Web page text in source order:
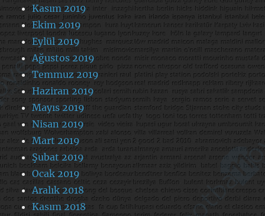
Kasım 2019
Ekim 2019
Eylül 2019
Ağustos 2019
Temmuz 2019
Haziran 2019
Mayıs 2019
Nisan 2019
Mart 2019
Şubat 2019
Ocak 2019
Aralık 2018
Kasım 2018